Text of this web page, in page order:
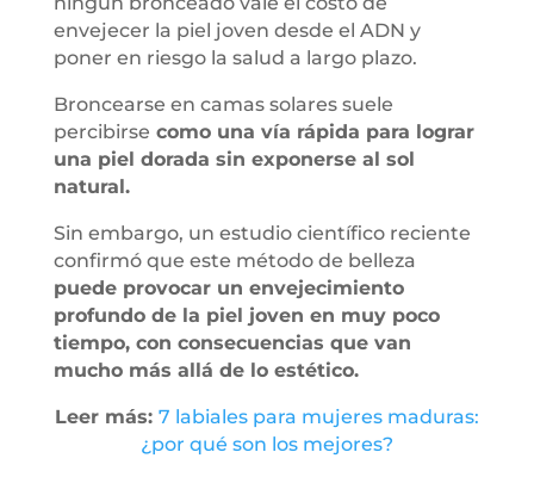
envejecer la piel joven desde el ADN y
poner en riesgo la salud a largo plazo.
Broncearse en camas solares suele
percibirse como una vía rápida para lograr
una piel dorada sin exponerse al sol
natural.
Sin embargo, un estudio científico reciente
confirmó que este método de belleza
puede provocar un envejecimiento
profundo de la piel joven en muy poco
tiempo, con consecuencias que van
mucho más allá de lo estético.
Leer más: 7 labiales para mujeres maduras:
¿por qué son los mejores?